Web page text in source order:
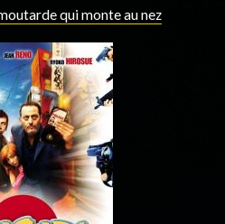
qui monte au nez